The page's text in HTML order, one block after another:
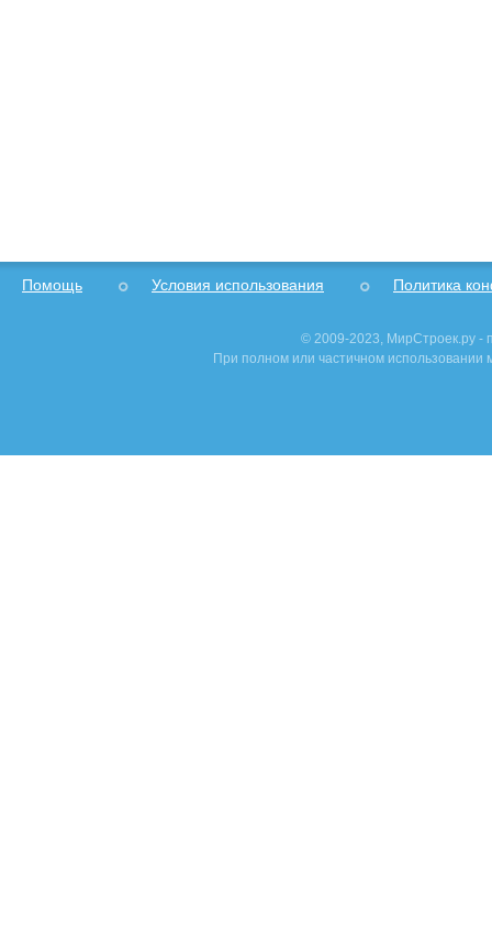
Помощь Условия использования Политика
© 2009-2023, МирСтроек.ру -
При полном или частичном использовании